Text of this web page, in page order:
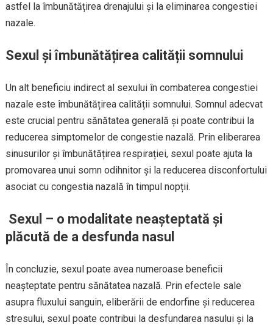
astfel la îmbunătățirea drenajului și la eliminarea congestiei
nazale.
Sexul și îmbunătățirea calității somnului
Un alt beneficiu indirect al sexului în combaterea congestiei
nazale este îmbunătățirea calității somnului. Somnul adecvat
este crucial pentru sănătatea generală și poate contribui la
reducerea simptomelor de congestie nazală. Prin eliberarea
sinusurilor și îmbunătățirea respirației, sexul poate ajuta la
promovarea unui somn odihnitor și la reducerea disconfortului
asociat cu congestia nazală în timpul nopții.
Sexul – o modalitate neașteptată și
plăcută de a desfunda nasul
În concluzie, sexul poate avea numeroase beneficii
neașteptate pentru sănătatea nazală. Prin efectele sale
asupra fluxului sanguin, eliberării de endorfine și reducerea
stresului, sexul poate contribui la desfundarea nasului și la